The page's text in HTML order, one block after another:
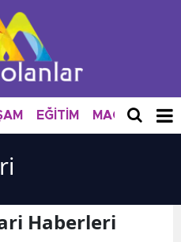
EĞİTİM MAGAZİN
Haberleri